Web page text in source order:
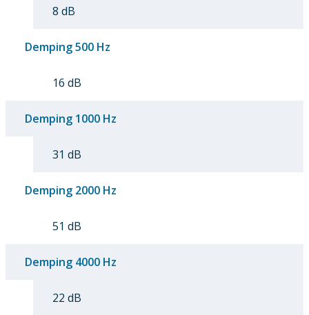
8 dB
Demping 500 Hz
16 dB
Demping 1000 Hz
31 dB
Demping 2000 Hz
51 dB
Demping 4000 Hz
22 dB